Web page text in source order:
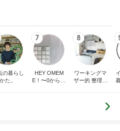
の暮らし
かた。
7
HEY OMEM
E！〜0からの
8
ワーキングマ
ザー的 整理収